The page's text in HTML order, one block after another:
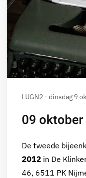
LUGN2 - dinsdag 9
09
De tweede
2012 in De
46, 6511 PK